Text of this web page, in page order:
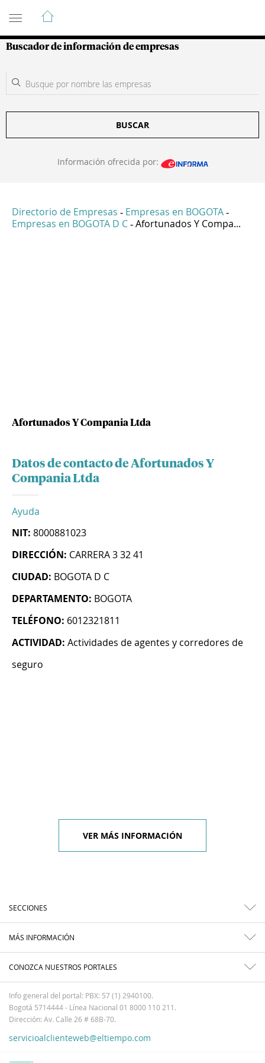
Guía de Empresas Colombianas
Buscador de información de empresas
BUSCAR
Información ofrecida por:
Directorio de Empresas - Empresas en BOGOTA -
Empresas en BOGOTA D C - Afortunados Y Compa...
Afortunados Y Compania Ltda
Datos de contacto de Afortunados Y
Compania Ltda
Ayuda
NIT: 8000881023
DIRECCIÓN: CARRERA 3 32 41
CIUDAD: BOGOTA D C
DEPARTAMENTO: BOGOTA
TELÉFONO: 6012321811
ACTIVIDAD: Actividades de agentes y corredores de
seguro
VER MÁS INFORMACIÓN
SECCIONES
MÁS INFORMACIÓN
CONOZCA NUESTROS PORTALES
Info general del portal: PBX: 57 (1) 2940100.
Bogotá 5714444 - Línea Nacional 01 8000 110 211.
Dirección: Av. Calle 26 # 68B-70.
servicioalclienteweb@eltiempo.com